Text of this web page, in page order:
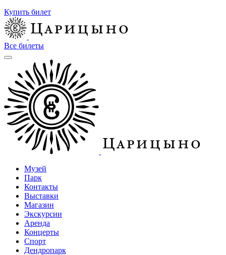
Купить билет
Все билеты
Музей
Парк
Контакты
Выставки
Магазин
Экскурсии
Аренда
Концерты
Спорт
Дендропарк